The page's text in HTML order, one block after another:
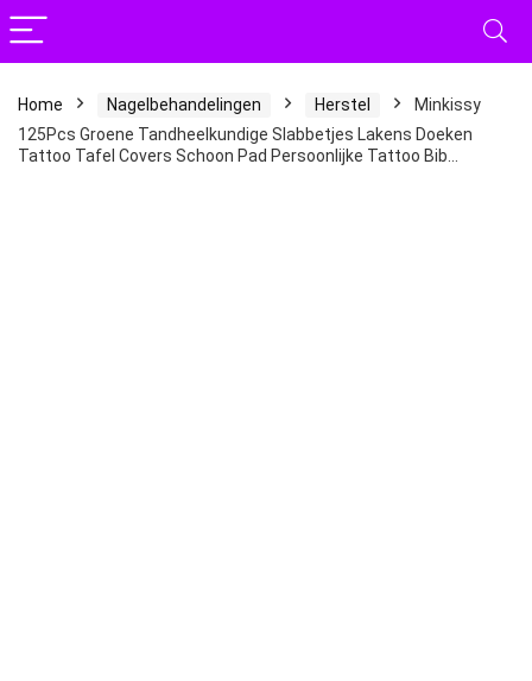
Home Nagelbehandelingen Herstel
Minkissy
125Pcs Groene Tandheelkundige Slabbetjes Lakens Doeken
Tattoo Tafel Covers Schoon Pad Persoonlijke Tattoo Bib…